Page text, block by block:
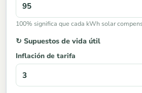
100% significa que cada kWh solar
↻ Supuestos de vida útil
Inflación de tarifa